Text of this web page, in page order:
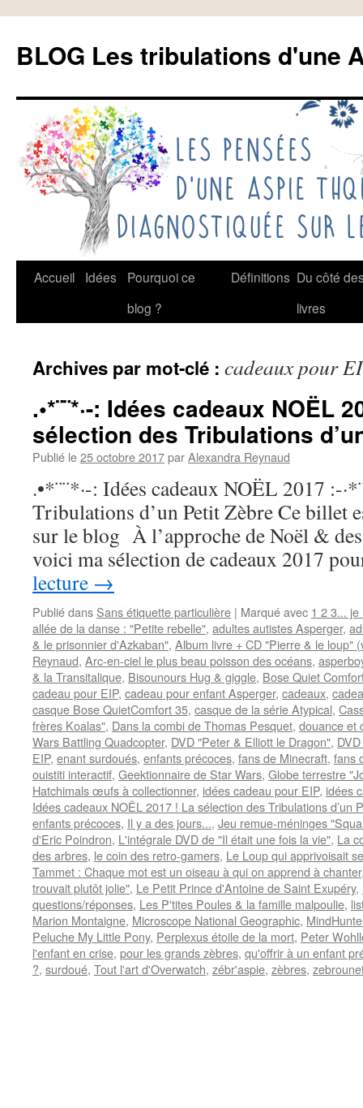
contenu
BLOG Les tribulations d'une
Accueil Idées
Pourquoi ce
blog ?
Définitions Du côté
livres
Archives par mot-clé : cadeaux pour
.•*¨¨*·-: Idées cadeaux NOËL
sélection des Tribulations
Publié le25 octobre 2017parAlexandra Reynaud
.•*¨¨*·-: Idées cadeaux NOËL 2017 :-
Tribulations d’un Petit Zèbre Ce billet
sur le blog À l’approche de Noël & des
voici ma sélection de cadeaux 2017
lecture →
Publié dans Sans étiquette particulière | Marqué avec 1 2 3...
allée de la danse : "Petite rebelle", adultes autistes Asperger,
& le prisonnier d'Azkaban", Album livre + CD "Pierre & le loup"
Reynaud, Arc-en-ciel le plus beau poisson des océans,
& la Transitalique, Bisounours Hug & giggle, Bose Quiet
cadeau pour EIP, cadeau pour enfant Asperger, cadeaux,
casque Bose QuietComfort 35, casque de la série Atypical,
frères Koalas", Dans la combi de Thomas Pesquet, douance et
Wars Battling Quadcopter, DVD "Peter & Elliott le Dragon",
EIP, enant surdoués, enfants précoces, fans de Minecraft, fans
ouistiti interactif, Geektionnaire de Star Wars, Globe terrestre
Hatchimals œufs à collectionner, idées cadeau pour EIP, idées
Idées cadeaux NOËL 2017 ! La sélection des Tribulations d’un
enfants précoces, Il y a des jours..., Jeu remue-méninges
d'Eric Poindron, L'intégrale DVD de "Il était une fois la vie", La
des arbres, le coin des retro-gamers, Le Loup qui apprivoisait
Tammet : Chaque mot est un oiseau à qui on apprend à chanter
trouvait plutôt jolie", Le Petit Prince d'Antoine de Saint Exupéry,
questions/réponses, Les P'tites Poules & la famille malpoulie,
Marion Montaigne, Microscope National Geographic,
Peluche My Little Pony, Perplexus étoile de la mort, Peter
l'enfant en crise, pour les grands zèbres, qu'offrir à un enfant
?, surdoué, Tout l'art d'Overwatch, zébr'aspie, zèbres,